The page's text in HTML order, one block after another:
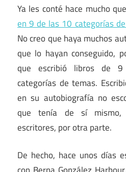
Ya les conté hace mucho
en 9 de las 10 categorías
No creo que haya muchos
que lo hayan conseguido,
que escribió libros de
categorías de temas.
en su autobiografía no
que tenía de sí mismo,
escritores, por otra parte.
De hecho, hace unos días